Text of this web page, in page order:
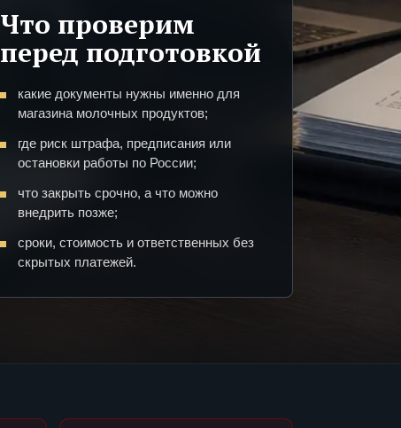
Что проверим
перед подготовкой
какие документы нужны именно для
магазина молочных продуктов;
где риск штрафа, предписания или
остановки работы по России;
что закрыть срочно, а что можно
внедрить позже;
сроки, стоимость и ответственных без
скрытых платежей.